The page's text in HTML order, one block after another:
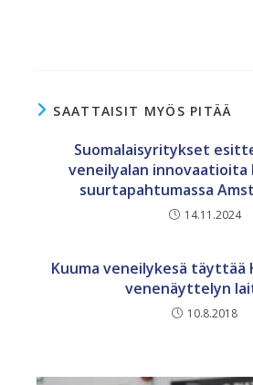
SAATTAISIT MYÖS PITÄÄ
Suomalaisyritykset
veneilyalan innovaatioita
suurtapahtumassa
14.11.2024
Kuuma veneilykesä täyttää
venenäyttelyn
10.8.2018